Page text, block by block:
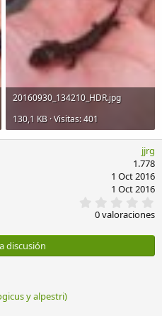
20160930_134210_HDR.jpg
130,1 KB · Visitas: 401
jjrg
1.778
1 Oct 2016
1 Oct 2016
,
0
s
0 valoraciones
discusión
y alpestri)